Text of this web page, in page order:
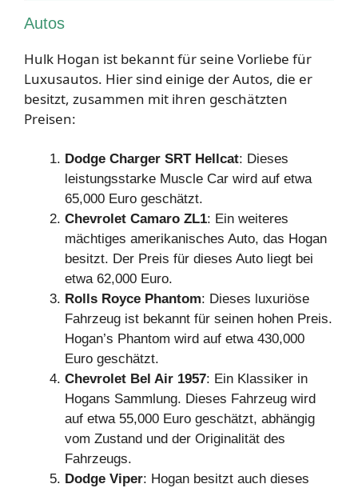
Autos
Hulk Hogan ist bekannt für seine Vorliebe für
Luxusautos. Hier sind einige der Autos, die er
besitzt, zusammen mit ihren geschätzten
Preisen:
Dodge Charger SRT Hellcat: Dieses
leistungsstarke Muscle Car wird auf etwa
65,000 Euro geschätzt.
Chevrolet Camaro ZL1: Ein weiteres
mächtiges amerikanisches Auto, das Hogan
besitzt. Der Preis für dieses Auto liegt bei
etwa 62,000 Euro.
Rolls Royce Phantom: Dieses luxuriöse
Fahrzeug ist bekannt für seinen hohen Preis.
Hogan’s Phantom wird auf etwa 430,000
Euro geschätzt.
Chevrolet Bel Air 1957: Ein Klassiker in
Hogans Sammlung. Dieses Fahrzeug wird
auf etwa 55,000 Euro geschätzt, abhängig
vom Zustand und der Originalität des
Fahrzeugs.
Dodge Viper: Hogan besitzt auch dieses